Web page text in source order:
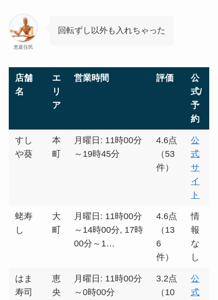
恵庭住民
回転ずし以外も入れちゃった
店舗
名
エ
リ
ア
営業時間 評価
公
式/
予
約
すし
や葵
本
町
月曜日: 11時00分
～19時45分
4.6点
（53
件）
公
式
サ
イ
ト
蛯寿
し
大
町
月曜日: 11時00分
～14時00分, 17時
00分～1…
4.6点
（13
6
件）
情
報
な
し
はま
寿司
恵
央
月曜日: 11時00分
～0時00分
3.2点
（10
公
式